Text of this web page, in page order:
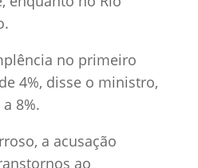
no primeiro
4%, disse o ministro,
8%.
a acusação
ao